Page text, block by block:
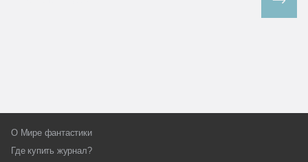
О Мире фантастики
Где купить журнал?